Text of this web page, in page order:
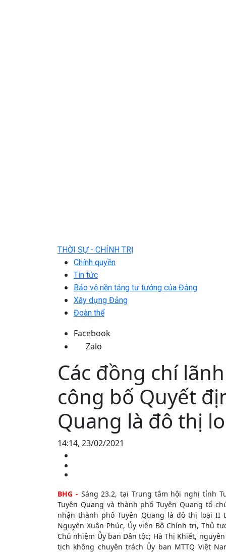
THỜI SỰ - CHÍNH TRỊ
Chính quyền
Tin tức
Bảo vệ nền tảng tư tưởng của Đảng
Xây dựng Đảng
Đoàn thể
Facebook
Zalo
Các đồng chí
công bố Quyết
Quang là đô thị
14:14, 23/02/2021
BHG - Sáng 23.2, tại Trung tâm hội nghị tỉnh
Tuyên Quang và thành phố Tuyên Quang tổ
nhận thành phố Tuyên Quang là đô thị loại II
Nguyễn Xuân Phúc, Ủy viên Bộ Chính trị, Thủ
Chủ nhiệm Ủy ban Dân tộc; Hà Thị Khiết,
tịch không chuyên trách Ủy ban MTTQ Việt